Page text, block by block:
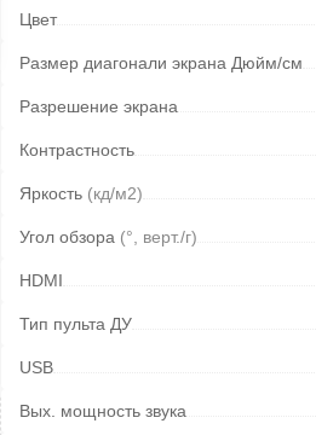
Цвет
Размер диагонали экрана Дюйм/см
Разрешение экрана
Контрастность
Яркость (кд/м2)
Угол обзора (°, верт./г)
HDMI
Тип пульта ДУ
USB
Вых. мощность звука